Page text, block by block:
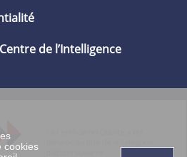
cookies
de l’Intelligence